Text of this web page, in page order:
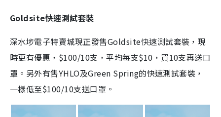
Goldsite快速測試套裝
深水埗電子特賣城現正發售Goldsite快速測試套裝，現
時更有優惠，$100/10支，平均每支$10，買10支再送口
罩。另外有售YHLO及Green Spring的快速測試套裝，
一樣低至$100/10支送口罩。